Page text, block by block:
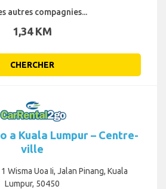
autres compagnies...
1,34 KM
CHERCHER
a Kuala Lumpur – Centre-
ville
Wisma Uoa Ii, Jalan Pinang, Kuala
Lumpur, 50450